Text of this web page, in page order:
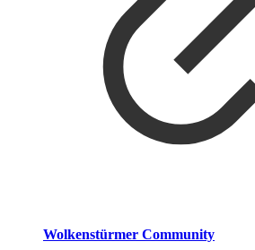
Wolkenstürmer Community